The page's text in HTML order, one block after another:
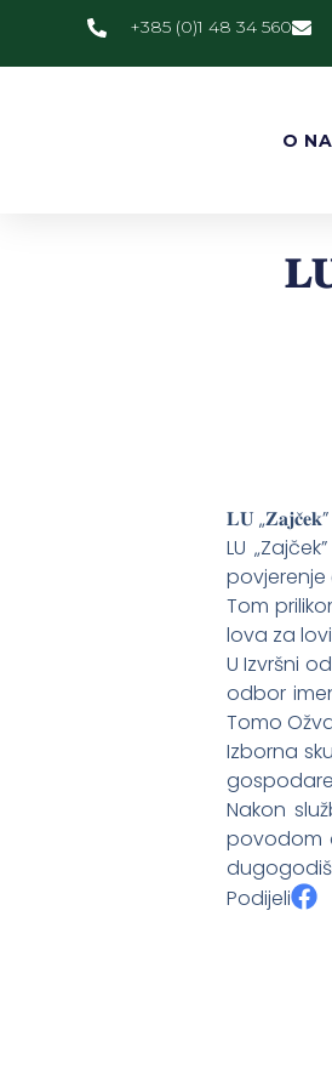
+385 (0)1 48 34 560
O
𝐋𝐔 „𝐙𝐚𝐣𝐜̌𝐞𝐤”
LU
Tom
lova za
U Izvršni
odbor
Tomo
Izborna
Nakon
povodom
Podijeli